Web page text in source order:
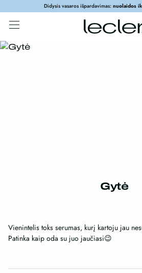
Didysis vasaros išpardavimas: nuolaidos
Gytė
Vienintelis toks serumas, kurį kartoju jau
Patinka kaip oda su juo jaučiasi😉